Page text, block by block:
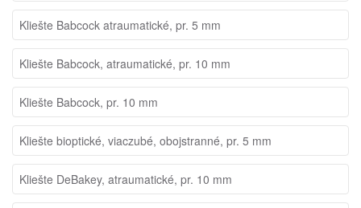
Kliešte Babcock atraumatické, pr. 5 mm
Kliešte Babcock, atraumatické, pr. 10 mm
Kliešte Babcock, pr. 10 mm
Kliešte bioptické, viaczubé, obojstranné, pr. 5 mm
Kliešte DeBakey, atraumatické, pr. 10 mm